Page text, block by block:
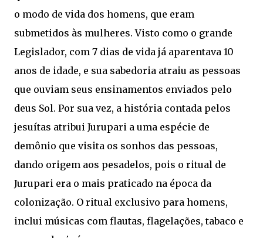
o modo de vida dos homens, que eram
submetidos às mulheres. Visto como o grande
Legislador, com 7 dias de vida já aparentava 10
anos de idade, e sua sabedoria atraiu as pessoas
que ouviam seus ensinamentos enviados pelo
deus Sol. Por sua vez, a história contada pelos
jesuítas atribui Jurupari a uma espécie de
demônio que visita os sonhos das pessoas,
dando origem aos pesadelos, pois o ritual de
Jurupari era o mais praticado na época da
colonização. O ritual exclusivo para homens,
inclui músicas com flautas, flagelações, tabaco e